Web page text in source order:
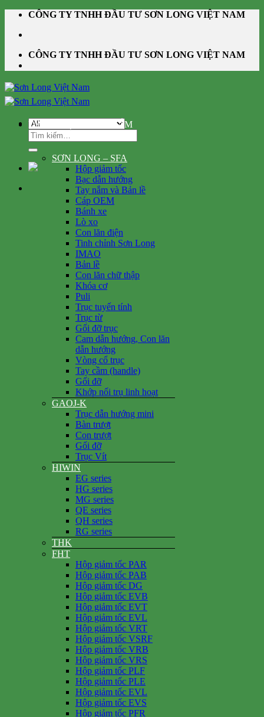
Skip
content
CÔNG TY TNHH ĐẦU TƯ SƠN LONG VIỆT NAM
CÔNG TY TNHH ĐẦU TƯ SƠN LONG VIỆT NAM
Tìm
kiếm:
DANH MỤC SẢN PHẨM
SƠN LONG – SFA
Hộp giảm tốc
Bạc dẫn hướng
Tay nắm và Bản lề
Cáp OEM
Bánh xe
Lò xo
Con lăn điện
Tinh chỉnh Sơn Long
IMAO
Bản lề
Con lăn chữ thập
Khóa cơ
Puli
Trục tuyến tính
Trục từ
Gối đỡ trục
Cam dẫn hướng, Con lăn
dẫn hướng
Vòng cổ trục
Tay cầm (handle)
Gối đỡ
Khớp nối trụ linh hoạt
GAOJ-K
Trục dẫn hướng mini
Bàn trượt
Con trượt
Gối đỡ
Trục Vít
HIWIN
EG series
HG series
MG series
QE series
QH series
RG series
THK
FHT
Hộp giảm tốc PAR
Hộp giảm tốc PAB
Hộp giảm tốc DG
Hộp giảm tốc EVB
Hộp giảm tốc EVT
Hộp giảm tốc EVL
Hộp giảm tốc VRT
Hộp giảm tốc VSRF
Hộp giảm tốc VRB
Hộp giảm tốc VRS
Hộp giảm tốc PLF
Hộp giảm tốc PLE
Hộp giảm tốc EVL
Hộp giảm tốc EVS
Hộp giảm tốc PFR